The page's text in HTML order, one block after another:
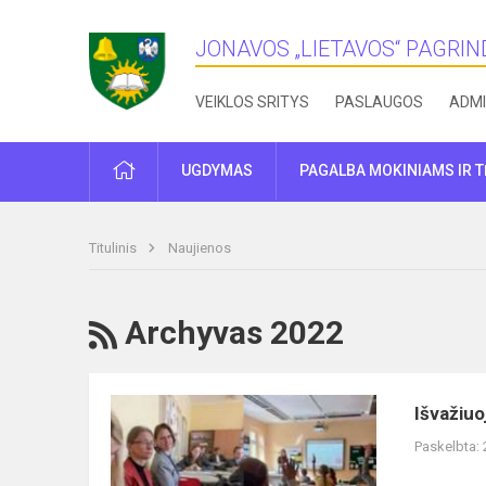
JONAVOS „LIETAVOS“
VEIKLOS SRITYS PASLAUGOS
PRADŽIAUGDYMAS PAGALBA MOKINIAMS IR
Titulinis Naujienos
RSS
Archyvas 2022
Išvažiuojamasis
seminaras
“Pamokos
Paskelbta: